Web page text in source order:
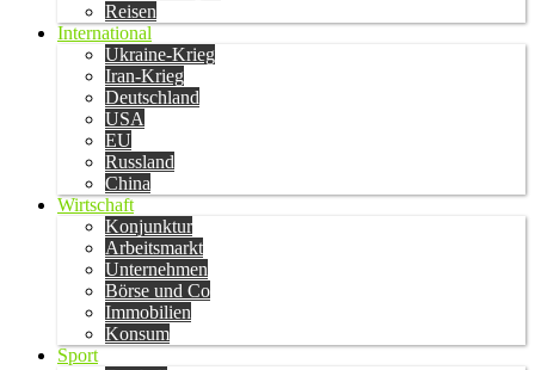
Reisen
International
Ukraine-Krieg
Iran-Krieg
Deutschland
USA
EU
Russland
China
Wirtschaft
Konjunktur
Arbeitsmarkt
Unternehmen
Börse und Co
Immobilien
Konsum
Sport